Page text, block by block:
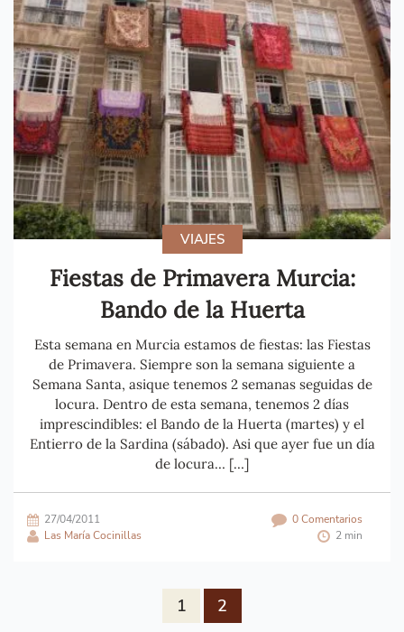
VIAJES
Fiestas de Primavera Murcia:
Bando de la Huerta
Esta semana en Murcia estamos de fiestas: las Fiestas
de Primavera. Siempre son la semana siguiente a
Semana Santa, asique tenemos 2 semanas seguidas de
locura. Dentro de esta semana, tenemos 2 días
imprescindibles: el Bando de la Huerta (martes) y el
Entierro de la Sardina (sábado). Asi que ayer fue un día
de locura… […]
27/04/2011
0 Comentarios
Las María Cocinillas
2 min
1 2